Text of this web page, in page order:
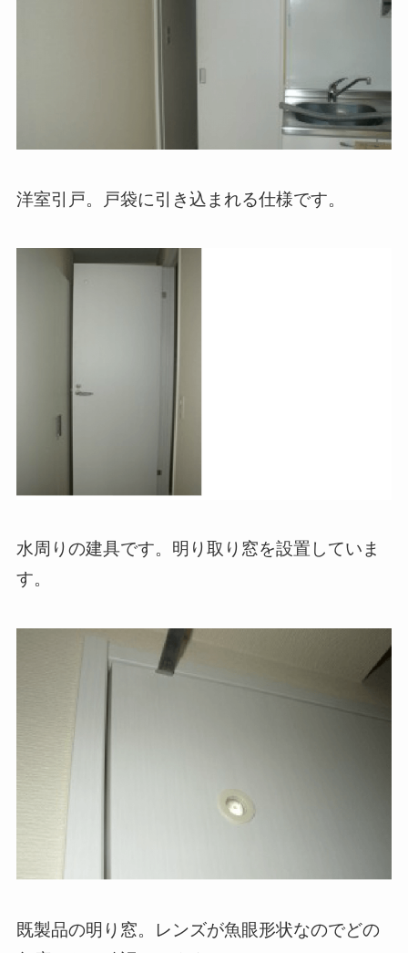
洋室引戸。戸袋に引き込まれる仕様です。
水周りの建具です。明り取り窓を設置していま
す。
既製品の明り窓。レンズが魚眼形状なのでどの